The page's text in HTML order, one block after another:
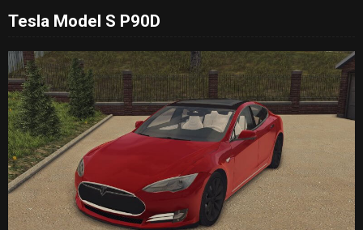
Tesla Model S P90D